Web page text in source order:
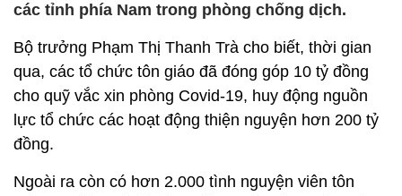
các tỉnh phía Nam trong phòng chống dịch.
Bộ trưởng Phạm Thị Thanh Trà cho biết, thời gian
qua, các tổ chức tôn giáo đã đóng góp 10 tỷ đồng
cho quỹ vắc xin phòng Covid-19, huy động nguồn
lực tổ chức các hoạt động thiện nguyện hơn 200 tỷ
đồng.
Ngoài ra còn có hơn 2.000 tình nguyện viên tôn